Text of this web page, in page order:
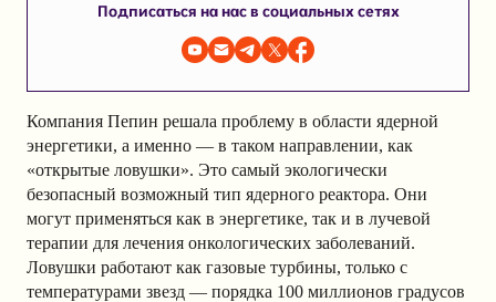
Подписаться на нас в социальных сетях
Компания Пепин решала проблему в области ядерной
энергетики, а именно — в таком направлении, как
«открытые ловушки». Это самый экологически
безопасный возможный тип ядерного реактора. Они
могут применяться как в энергетике, так и в лучевой
терапии для лечения онкологических заболеваний.
Ловушки работают как газовые турбины, только с
температурами звезд — порядка 100 миллионов градусов